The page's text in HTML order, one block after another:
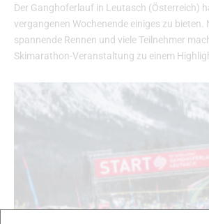
Der Ganghoferlauf in Leutasch (Österreich)
vergangenen Wochenende einiges zu bieten.
spannende Rennen und viele Teilnehmer
Skimarathon-Veranstaltung zu einem